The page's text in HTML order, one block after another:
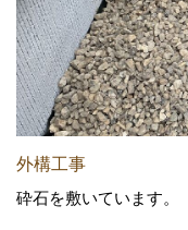
外構工事
砕石を敷いています。